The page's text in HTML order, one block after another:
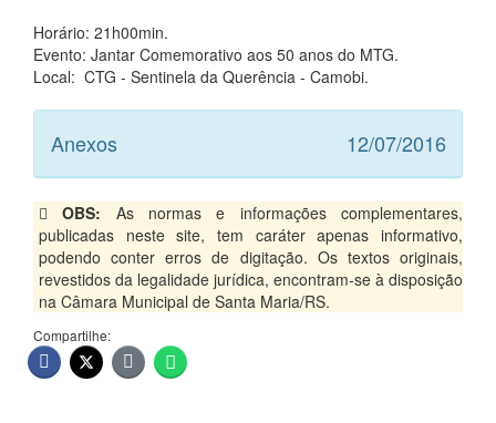
Horário: 21h00min.
Evento: Jantar Comemorativo aos 50 anos do MTG.
Local: CTG - Sentinela da Querência - Camobi.
Anexos 12/07/2016
OBS: As normas e informações complementares,
publicadas neste site, tem caráter apenas informativo,
podendo conter erros de digitação. Os textos originais,
revestidos da legalidade jurídica, encontram-se à disposição
na Câmara Municipal de Santa Maria/RS.
Compartilhe: